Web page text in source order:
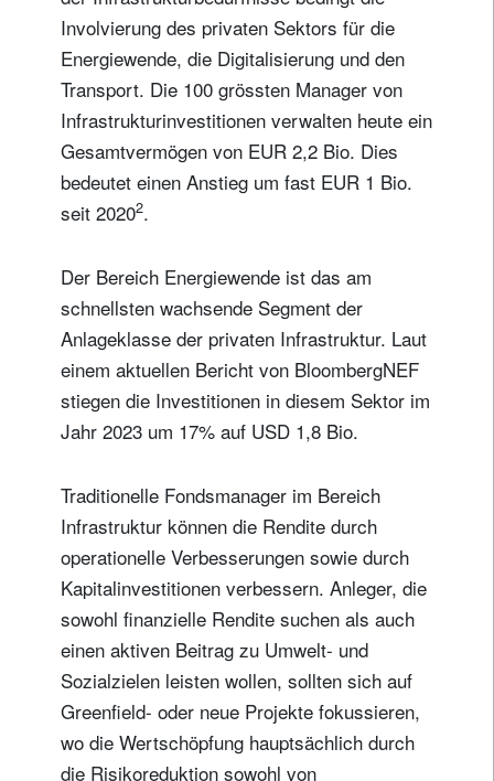
Involvierung des privaten Sektors für die
Energiewende, die Digitalisierung und den
Transport. Die 100 grössten Manager von
Infrastrukturinvestitionen verwalten heute ein
Gesamtvermögen von EUR 2,2 Bio. Dies
bedeutet einen Anstieg um fast EUR 1 Bio.
seit 20202.
Der Bereich Energiewende ist das am
schnellsten wachsende Segment der
Anlageklasse der privaten Infrastruktur. Laut
einem aktuellen Bericht von BloombergNEF
stiegen die Investitionen in diesem Sektor im
Jahr 2023 um 17% auf USD 1,8 Bio.
Traditionelle Fondsmanager im Bereich
Infrastruktur können die Rendite durch
operationelle Verbesserungen sowie durch
Kapitalinvestitionen verbessern. Anleger, die
sowohl finanzielle Rendite suchen als auch
einen aktiven Beitrag zu Umwelt- und
Sozialzielen leisten wollen, sollten sich auf
Greenfield- oder neue Projekte fokussieren,
wo die Wertschöpfung hauptsächlich durch
die Risikoreduktion sowohl von